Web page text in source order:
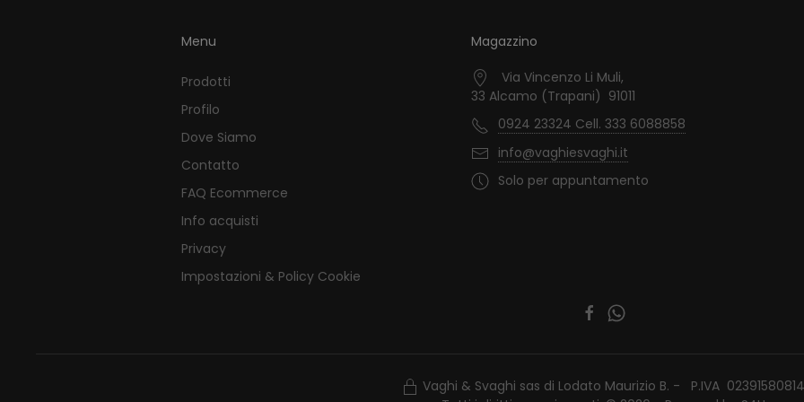
Menu
Prodotti
Profilo
Dove Siamo
Contatto
FAQ Ecommerce
Info acquisti
Privacy
Impostazioni & Policy Cookie
Magazzino
Via Vincenzo Li Muli,
33 Alcamo (Trapani) 91011
0924 23324 Cell. 333 6088858
info@vaghiesvaghi.it
Solo per appuntamento
Vaghi & Svaghi sas di Lodato Maurizio B. - P.IVA 02391580814